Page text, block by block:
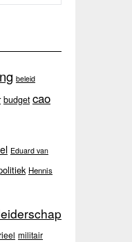
beleid
budget cao
Eduard van
Hennis
militair